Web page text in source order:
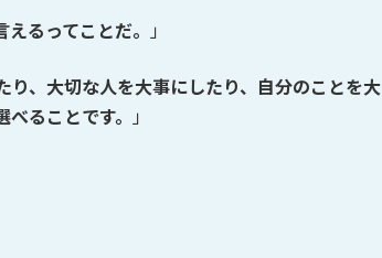
るってことだ。 」
、大切な人を大事にしたり、自分のことを大
ることです。
」